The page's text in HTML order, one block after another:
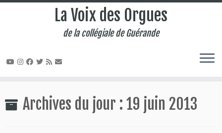
au
contenu
La Voix des Orgues
de la collégiale de Guérande
Archives du jour : 19 juin 2013